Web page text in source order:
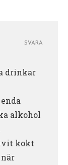
drinkar
alkohol
kokt
SVARA